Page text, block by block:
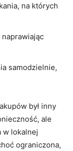
na których
samodzielnie,
był inny
ale
w lokalnej
ograniczona,